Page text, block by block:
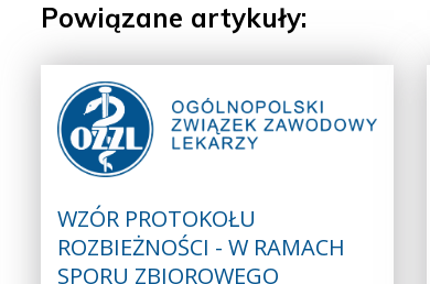
Powiązane artykuły:
WZÓR PROTOKOŁU
ROZBIEŻNOŚCI - W RAMACH
SPORU ZBIOROWEGO